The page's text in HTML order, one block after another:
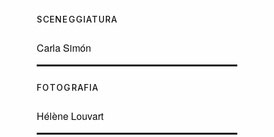
SCENEGGIATURA
Carla Simón
FOTOGRAFIA
Hélène Louvart